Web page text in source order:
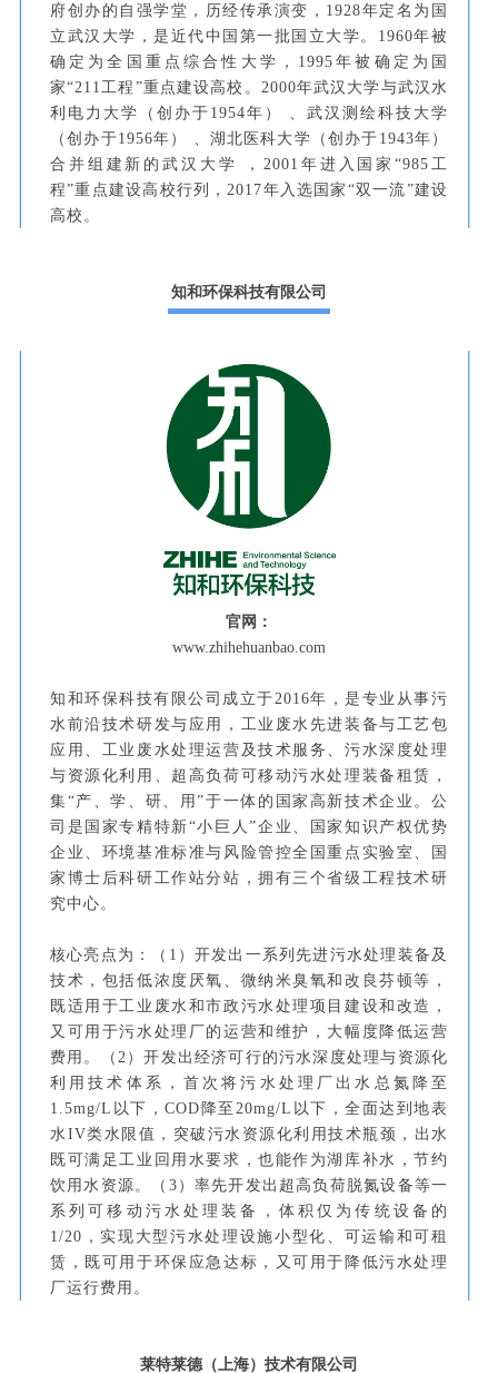
府创办的自强学堂，历经传承演变，1928年定名为国
立武汉大学，是近代中国第一批国立大学。1960年被
确定为全国重点综合性大学，1995年被确定为国
家“211工程”重点建设高校。2000年武汉大学与武汉水
利电力大学（创办于1954年） 、武汉测绘科技大学
（创办于1956年） 、湖北医科大学（创办于1943年）
合并组建新的武汉大学 ，2001年进入国家“985工
程”重点建设高校行列，2017年入选国家“双一流”建设
高校。
知和环保科技有限公司
官网：
www.zhihehuanbao.com
知和环保科技有限公司成立于2016年，是专业从事污
水前沿技术研发与应用，工业废水先进装备与工艺包
应用、工业废水处理运营及技术服务、污水深度处理
与资源化利用、超高负荷可移动污水处理装备租赁，
集“产、学、研、用”于一体的国家高新技术企业。 公
司是国家专精特新“小巨人”企业、国家知识产权优势
企业、环境基准标准与风险管控全国重点实验室、国
家博士后科研工作站分站，拥有三个省级工程技术研
究中心。
核心亮点为：（1）开发出一系列先进污水处理装备及
技术，包括低浓度厌氧、微纳米臭氧和改良芬顿等，
既适用于工业废水和市政污水处理项目建设和改造，
又可用于污水处理厂的运营和维护，大幅度降低运营
费用。（2）开发出经济可行的污水深度处理与资源化
利用技术体系，首次将污水处理厂出水总氮降至
1.5mg/L以下，COD降至20mg/L以下，全面达到地表
水IV类水限值，突破污水资源化利用技术瓶颈，出水
既可满足工业回用水要求，也能作为湖库补水，节约
饮用水资源。（3）率先开发出超高负荷脱氮设备等一
系列可移动污水处理装备，体积仅为传统设备的
1/20，实现大型污水处理设施小型化、可运输和可租
赁，既可用于环保应急达标，又可用于降低污水处理
厂运行费用。
莱特莱德（上海）技术有限公司